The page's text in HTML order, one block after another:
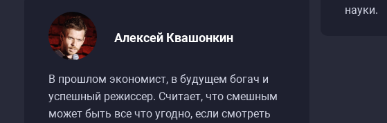
Алексей Квашонкин
В прошлом экономист, в будущем богач и
успешный режиссер. Считает, что смешным
может быть все что угодно, если смотреть
науки.